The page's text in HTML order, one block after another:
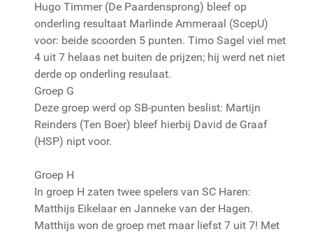
Hugo Timmer (De Paardensprong) bleef op
onderling resultaat Marlinde Ammeraal (ScepU)
voor: beide scoorden 5 punten. Timo Sagel viel met
4 uit 7 helaas net buiten de prijzen; hij werd net niet
derde op onderling resulaat.
Groep G
Deze groep werd op SB-punten beslist: Martijn
Reinders (Ten Boer) bleef hierbij David de Graaf
(HSP) nipt voor.
Groep H
In groep H zaten twee spelers van SC Haren:
Matthijs Eikelaar en Janneke van der Hagen.
Matthijs won de groep met maar liefst 7 uit 7! Met